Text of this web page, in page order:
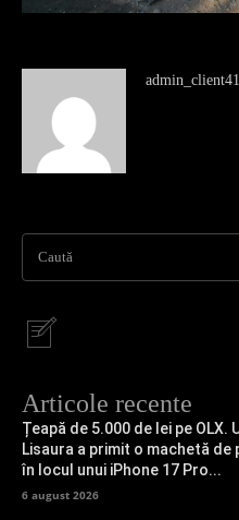
Caută
Articole recente
Țeapă de 5.000 de lei pe OLX.
Lisaura a primit o machetă de
în locul unui iPhone 17 Pro...
6 august 2026